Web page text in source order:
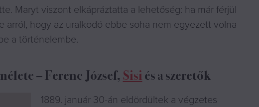
Maryt viszont elkápráztatta a lehetőség: ha már férjül
arról, hogy az uralkodó ebbe soha nem egyezett volna
a történelembe.
– Ferenc József,Sisiés a szeretők
1889. január 30-án eldördültek a végzetes